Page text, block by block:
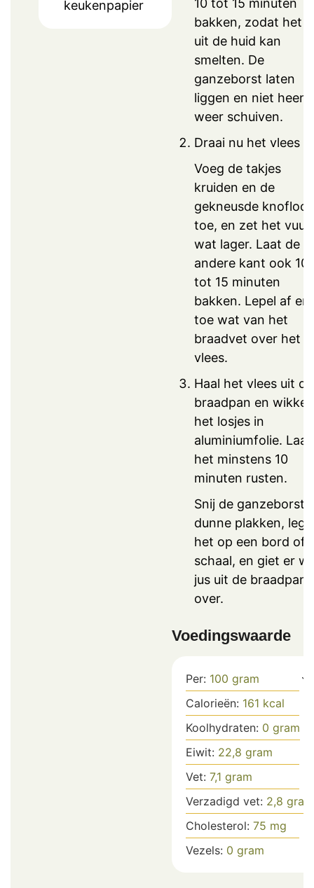
keukenpapier
10 tot 15 minuten
bakken, zodat het
uit de huid kan
smelten. De
ganzeborst laten
liggen en niet heen
weer schuiven.
Draai nu het vlees
Voeg de takjes
kruiden en de
gekneusde knoflook
toe, en zet het vuur
wat lager. Laat de
andere kant ook 10
tot 15 minuten
bakken. Lepel af en
toe wat van het
braadvet over het
vlees.
Haal het vlees uit de
braadpan en wikkel
het losjes in
aluminiumfolie. Laat
het minstens 10
minuten rusten.
Snij de ganzeborst
dunne plakken, leg
het op een bord of
schaal, en giet er
jus uit de braadpan
over.
Voedingswaarde
Per: 100 gram
Calorieën: 161 kcal
Koolhydraten: 0 gram
Eiwit: 22,8 gram
Vet: 7,1 gram
Verzadigd vet: 2,8 gram
Cholesterol: 75 mg
Vezels: 0 gram